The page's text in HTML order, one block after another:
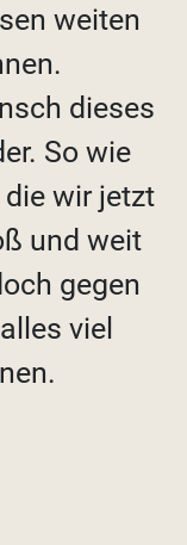
weiten
dieses
So wie
die wir jetzt
und weit
gegen
viel